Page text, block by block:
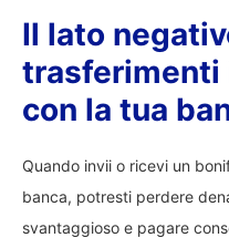
Il lato
trasferimenti
con la tua
Quando invii o ricevi un
banca, potresti perdere
svantaggioso e pagare